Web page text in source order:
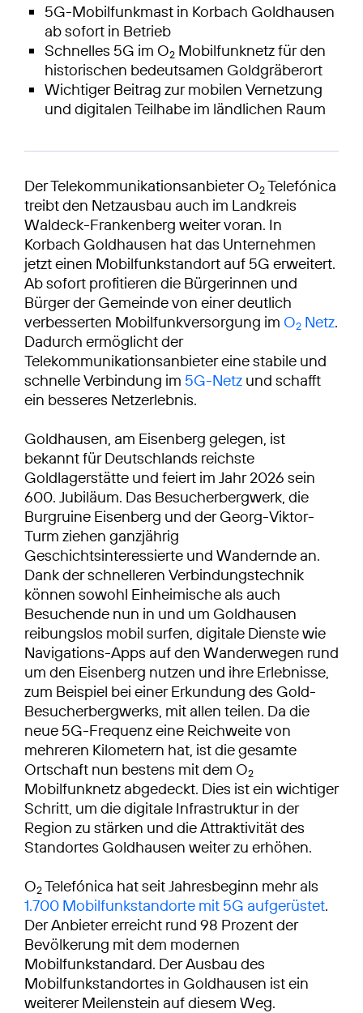
5G-Mobilfunkmast in Korbach Goldhausen
ab sofort in Betrieb
Schnelles 5G im O2 Mobilfunknetz für den
historischen bedeutsamen Goldgräberort
Wichtiger Beitrag zur mobilen Vernetzung
und digitalen Teilhabe im ländlichen Raum
Der Telekommunikationsanbieter O2Telefónica
treibt den Netzausbau auch im Landkreis
Waldeck-Frankenberg weiter voran. In
Korbach Goldhausen hat das Unternehmen
jetzt einen Mobilfunkstandort auf 5G erweitert.
Ab sofort profitieren die Bürgerinnen und
Bürger der Gemeinde von einer deutlich
verbesserten Mobilfunkversorgung im O2 Netz.
Dadurch ermöglicht der
Telekommunikationsanbieter eine stabile und
schnelle Verbindung im 5G-Netz und schafft
ein besseres Netzerlebnis.
Goldhausen, am Eisenberg gelegen, ist
bekannt für Deutschlands reichste
Goldlagerstätte und feiert im Jahr 2026 sein
600. Jubiläum. Das Besucherbergwerk, die
Burgruine Eisenberg und der Georg-Viktor-
Turm ziehen ganzjährig
Geschichtsinteressierte und Wandernde an.
Dank der schnelleren Verbindungstechnik
können sowohl Einheimische als auch
Besuchende nun in und um Goldhausen
reibungslos mobil surfen, digitale Dienste wie
Navigations-Apps auf den Wanderwegen rund
um den Eisenberg nutzen und ihre Erlebnisse,
zum Beispiel bei einer Erkundung des Gold-
Besucherbergwerks, mit allen teilen. Da die
neue 5G-Frequenz eine Reichweite von
mehreren Kilometern hat, ist die gesamte
Ortschaft nun bestens mit dem O2
Mobilfunknetz abgedeckt. Dies ist ein wichtiger
Schritt, um die digitale Infrastruktur in der
Region zu stärken und die Attraktivität des
Standortes Goldhausen weiter zu erhöhen.
O2Telefónica hat seit Jahresbeginn mehr als
1.700 Mobilfunkstandorte mit 5G aufgerüstet.
Der Anbieter erreicht rund 98 Prozent der
Bevölkerung mit dem modernen
Mobilfunkstandard. Der Ausbau des
Mobilfunkstandortes in Goldhausen ist ein
weiterer Meilenstein auf diesem Weg.